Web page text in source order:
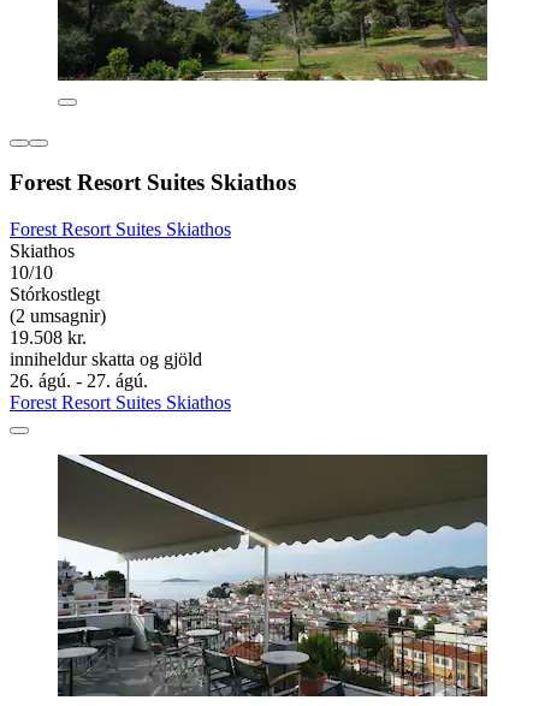
Forest Resort Suites Skiathos
Forest Resort Suites Skiathos
Skiathos
10/10
Stórkostlegt
(2 umsagnir)
19.508 kr.
inniheldur skatta og gjöld
26. ágú. - 27. ágú.
Forest Resort Suites Skiathos